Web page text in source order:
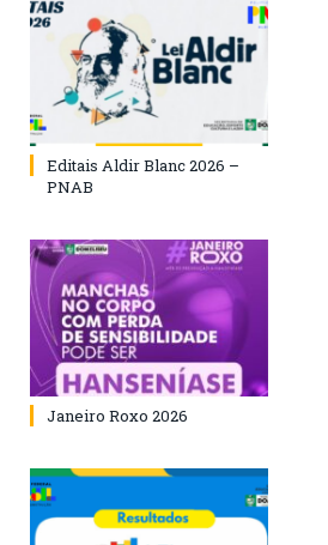
Editais Aldir Blanc 2026 –
PNAB
Janeiro Roxo 2026